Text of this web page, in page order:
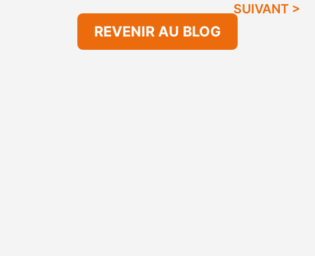
SUIVANT >
REVENIR AU BLOG